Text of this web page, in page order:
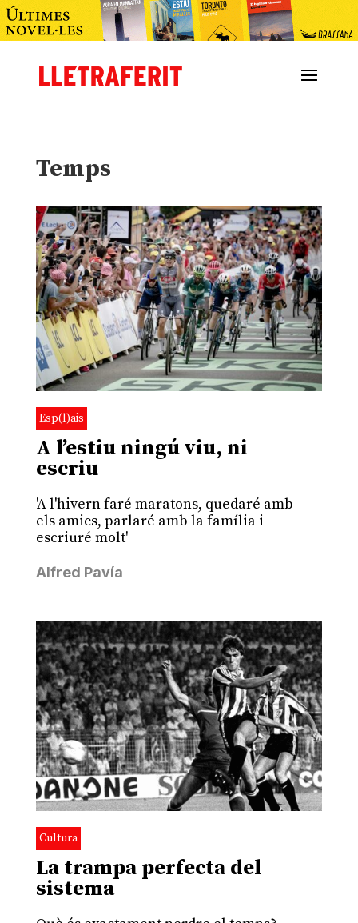
Temps
Esp(l)ais
A l’estiu ningú viu, ni
escriu
'A l'hivern faré maratons, quedaré amb
els amics, parlaré amb la família i
escriuré molt'
Alfred Pavía
Cultura
La trampa perfecta del
sistema